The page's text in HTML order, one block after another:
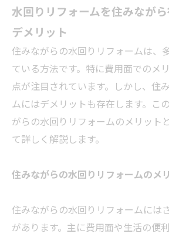
水回りリフォームを住みなが
デメリット
住みながらの水回りリフォームは、
ている方法です。特に費用面でのメ
点が注目されています。しかし、住
ムにはデメリットも存在します。こ
がらの水回りリフォームのメリット
て詳しく解説します。
住みながらの水回りリフォームのメ
住みながらの水回りリフォームには
があります。主に費用面や生活の便